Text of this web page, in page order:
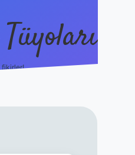
fikirler!
ilbet canlı maç